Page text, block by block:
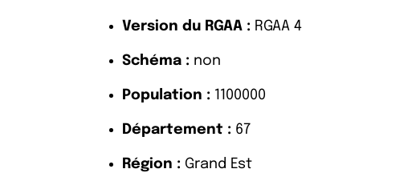
Version du RGAA : RGAA 4
Schéma : non
Population : 1100000
Département : 67
Région : Grand Est